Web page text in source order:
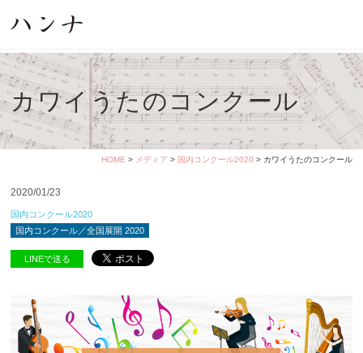
カワイうたのコンクール
HOME > メディア > 国内コンクール2020 > カワイうたのコンクール
2020/01/23
国内コンクール2020
国内コンクール／全国展開 2020
LINEで送る